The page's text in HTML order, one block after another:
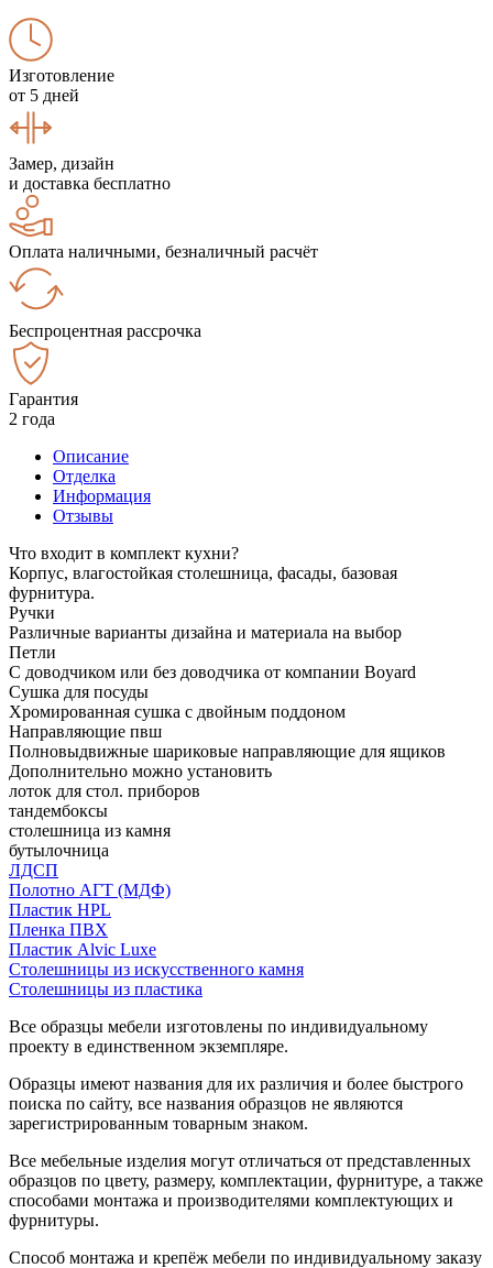
Изготовление
от 5 дней
Замер, дизайн
и доставка бесплатно
Оплата наличными, безналичный расчёт
Беспроцентная рассрочка
Гарантия
2 года
Описание
Отделка
Информация
Отзывы
Что входит в комплект кухни?
Корпус, влагостойкая столешница, фасады, базовая
фурнитура.
Ручки
Различные варианты дизайна и материала на выбор
Петли
С доводчиком или без доводчика от компании Boyard
Сушка для посуды
Хромированная сушка с двойным поддоном
Направляющие пвш
Полновыдвижные шариковые направляющие для ящиков
Дополнительно можно установить
лоток для стол. приборов
тандембоксы
столешница из камня
бутылочница
ЛДСП
Полотно АГТ (МДФ)
Пластик HPL
Пленка ПВХ
Пластик Alvic Luxe
Столешницы из искусственного камня
Столешницы из пластика
Все образцы мебели изготовлены по индивидуальному
проекту в единственном экземпляре.
Образцы имеют названия для их различия и более быстрого
поиска по сайту, все названия образцов не являются
зарегистрированным товарным знаком.
Все мебельные изделия могут отличаться от представленных
образцов по цвету, размеру, комплектации, фурнитуре, а также
способами монтажа и производителями комплектующих и
фурнитуры.
Способ монтажа и крепёж мебели по индивидуальному заказу